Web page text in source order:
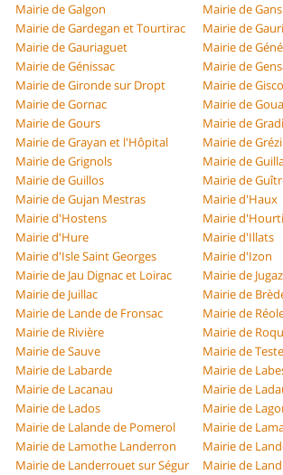
Mairie de Galgon
Mairie de Gans
Mairie de Gardegan et Tourtirac
Mairie de
Mairie de Gauriaguet
Mairie de
Mairie de Génissac
Mairie de
Mairie de Gironde sur Dropt
Mairie de
Mairie de Gornac
Mairie de
Mairie de Gours
Mairie de
Mairie de Grayan et l'Hôpital
Mairie de
Mairie de Grignols
Mairie de
Mairie de Guillos
Mairie de
Mairie de Gujan Mestras
Mairie d'Haux
Mairie d'Hostens
Mairie
Mairie d'Hure
Mairie d'Illats
Mairie d'Isle Saint Georges
Mairie d'Izon
Mairie de Jau Dignac et Loirac
Mairie de
Mairie de Juillac
Mairie de
Mairie de Lande de Fronsac
Mairie de
Mairie de Rivière
Mairie de
Mairie de Sauve
Mairie de
Mairie de Labarde
Mairie de
Mairie de Lacanau
Mairie de
Mairie de Lados
Mairie de
Mairie de Lalande de Pomerol
Mairie de
Mairie de Lamothe Landerron
Mairie de
Mairie de Landerrouet sur Ségur
Mairie de